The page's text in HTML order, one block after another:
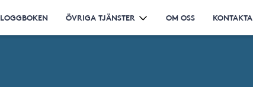
LOGGBOKEN ÖVRIGA TJÄNSTER OM OSS